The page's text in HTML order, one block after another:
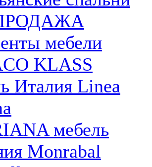
мебели
KLASS
Италия Linea
мебель
Monrabal